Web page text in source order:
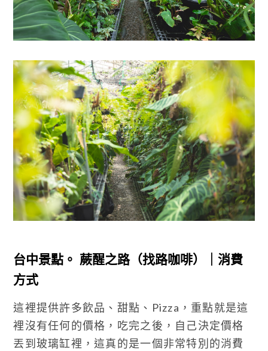
台中景點。 蕨醒之路（找路咖啡）｜消費
方式
這裡提供許多飲品、甜點、Pizza，重點就是這
裡沒有任何的價格，吃完之後，自己決定價格
丟到玻璃缸裡，這真的是一個非常特別的消費